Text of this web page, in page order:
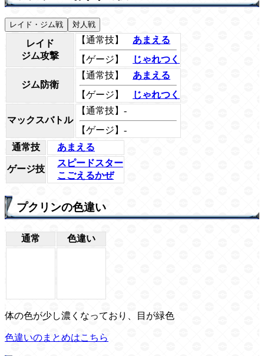
レイド・ジム戦 対人戦
レイド
ジム攻撃
【通常技】
あまえる
【ゲージ】
じゃれつく
ジム防衛
【通常技】
あまえる
【ゲージ】
じゃれつく
マックスバトル
【通常技】-
【ゲージ】-
通常技
あまえる
ゲージ技
スピードスター
こごえるかぜ
プクリンの色違い
通常 色違い
体の色が少し濃くなっており、目が緑色
色違いのまとめはこちら